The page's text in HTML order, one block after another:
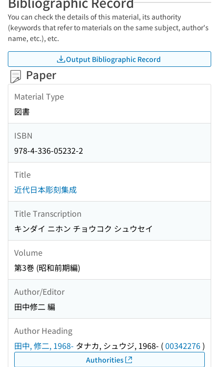
You can check the details of this material, its authority
(keywords that refer to materials on the same subject, author's
name, etc.), etc.
Output Bibliographic Record
Paper
Material Type
図書
ISBN
978-4-336-05232-2
Title
近代日本彫刻集成
Title Transcription
キンダイ ニホン チョウコク シュウセイ
Volume
第3巻 (昭和前期編)
Author/Editor
田中修二 編
Author Heading
田中, 修二, 1968- タナカ, シュウジ, 1968- (00342276)
Authorities